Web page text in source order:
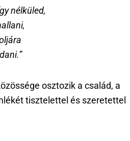
nélküled,
osztozik a család, a
tisztelettel és szeretettel